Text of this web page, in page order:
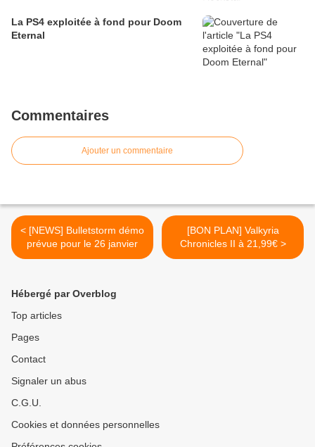
La PS4 exploitée à fond pour Doom
Eternal
Commentaires
Ajouter un commentaire
< [NEWS] Bulletstorm démo
prévue pour le 26 janvier
[BON PLAN] Valkyria
Chronicles II à 21,99€ >
Hébergé par Overblog
Top articles
Pages
Contact
Signaler un abus
C.G.U.
Cookies et données personnelles